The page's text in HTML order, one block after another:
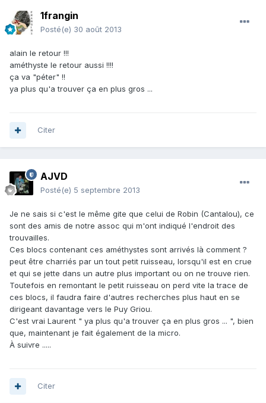
1frangin
Posté(e) 30 août 2013
alain le retour !!!
améthyste le retour aussi !!!!
ça va "péter" !!
ya plus qu'a trouver ça en plus gros ...
Citer
AJVD
Posté(e) 5 septembre 2013
Je ne sais si c'est le même gite que celui de Robin (Cantalou), ce
sont des amis de notre assoc qui m'ont indiqué l'endroit des
trouvailles.
Ces blocs contenant ces améthystes sont arrivés là comment ?
peut être charriés par un tout petit ruisseau, lorsqu'il est en crue
et qui se jette dans un autre plus important ou on ne trouve rien.
Toutefois en remontant le petit ruisseau on perd vite la trace de
ces blocs, il faudra faire d'autres recherches plus haut en se
dirigeant davantage vers le Puy Griou.
C'est vrai Laurent " ya plus qu'a trouver ça en plus gros ... ", bien
que, maintenant je fait également de la micro.
À suivre .....
Citer